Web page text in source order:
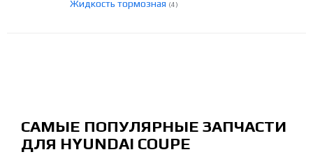
Жидкость тормозная (4)
САМЫЕ ПОПУЛЯРНЫЕ ЗАПЧАСТИ
ДЛЯ HYUNDAI COUPE